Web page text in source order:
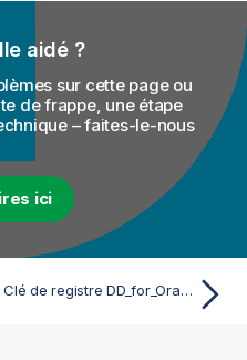
aidé ?
sur cette page ou
de frappe, une étape
– faites-le-nous
ici
Clé de registre DD_for_Oracle